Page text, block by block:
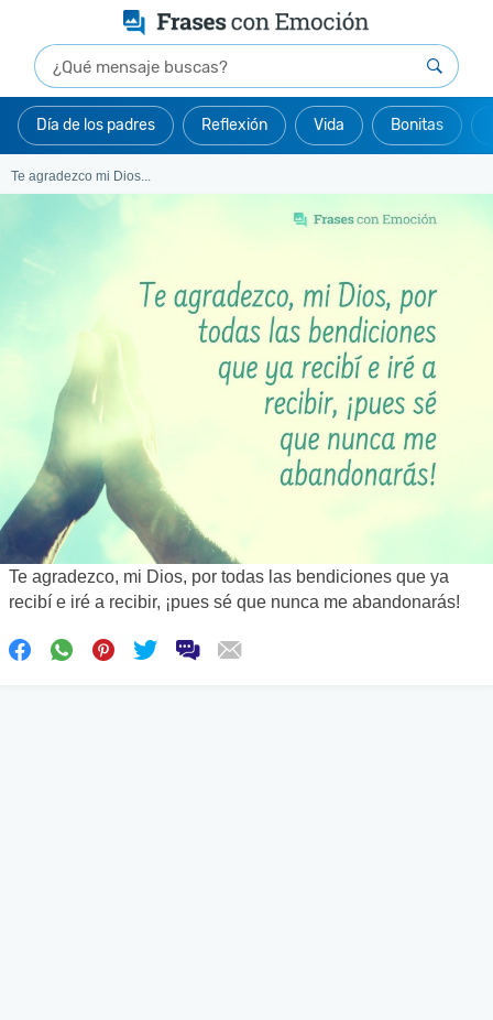
Día de los padres Reflexión Vida Bonitas
Te agradezco mi Dios...
Te agradezco, mi Dios, por todas las bendiciones que ya
recibí e iré a recibir, ¡pues sé que nunca me abandonarás!